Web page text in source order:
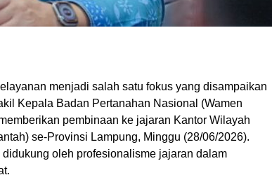
menjadi salah satu fokus yang disampaikan
Kepala Badan Pertanahan Nasional (Wamen
pembinaan ke jajaran Kantor Wilayah
se-Provinsi Lampung, Minggu (28/06/2026).
oleh profesionalisme jajaran dalam